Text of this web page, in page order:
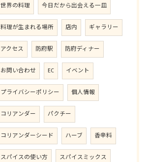
世界の料理 今日だから出会える一皿
料理が生まれる場所 店内 ギャラリー
アクセス 防府駅 防府ディナー
お問い合わせ EC イベント
プライバシーポリシー 個人情報
コリアンダー パクチー
コリアンダーシード ハーブ 香辛料
スパイスの使い方 スパイスミックス